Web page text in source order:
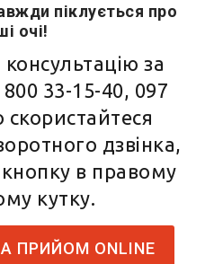
піклується про
очі!
за
800 33-15-40, 097
скористайтеся
дзвінка,
в правому
кутку.
ПРИЙОМ ONLINE